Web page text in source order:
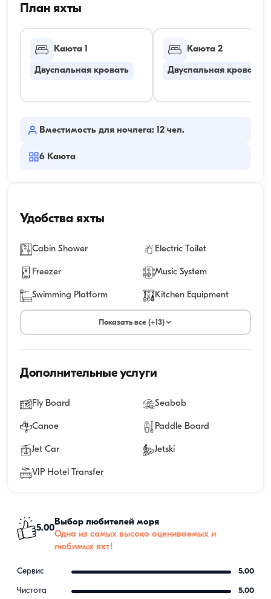
План яхты
Каюта 1
Двуспальная кровать
Каюта 2
Двуспальная кровать
Вместимость для ночлега: 12 чел.
6 Каюта
Удобства яхты
Cabin Shower Electric Toilet
Freezer Music System
Swimming Platform Kitchen Equipment
Показать все (+13)
Дополнительные услуги
Fly Board Seabob
Canoe Paddle Board
Jet Car Jetski
VIP Hotel Transfer
5.00
Выбор любителей моря
Одна из самых высоко оцениваемых и
любимых яхт!
Сервис 5.00
Чистота 5.00